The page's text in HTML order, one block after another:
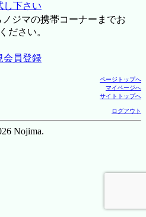
し下さい
ジマの携帯コーナーまでお
ださい。
会員登録
ページトップへ
マイページへ
サイトトップへ
ログアウト
Nojima.